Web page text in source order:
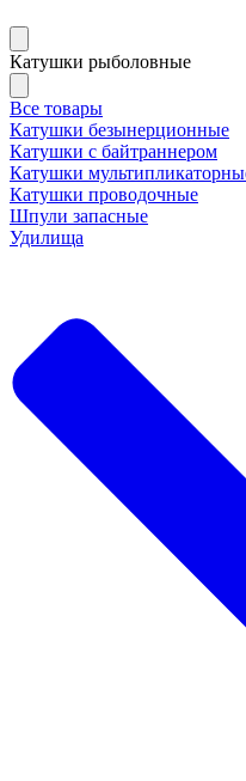
Катушки рыболовные
Все товары
Катушки безынерционные
Катушки с байтраннером
Катушки
Катушки проводочные
Шпули запасные
Удилища